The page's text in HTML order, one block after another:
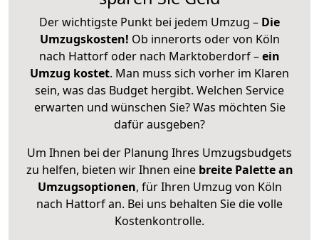
Der wichtigste Punkt bei jedem Umzug – Die
Umzugskosten! Ob innerorts oder von Köln
nach Hattorf oder nach Marktoberdorf –ein
Umzug kostet. Man muss sich vorher im Klaren
sein, was das Budget hergibt. Welchen Service
erwarten und wünschen Sie? Was möchten Sie
dafür ausgeben?
Um Ihnen bei der Planung Ihres Umzugsbudgets
zu helfen, bieten wir Ihnen eine breite Palette an
Umzugsoptionen, für Ihren Umzug von Köln
nach Hattorf an. Bei uns behalten Sie die volle
Kostenkontrolle.